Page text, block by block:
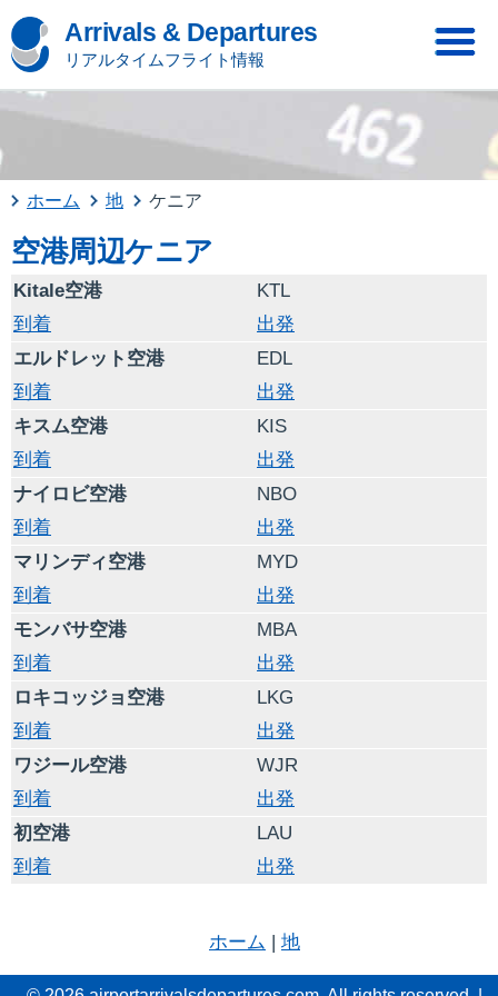
Arrivals & Departures
リアルタイムフライト情報
ホーム 地 ケニア
空港周辺ケニア
Kitale空港
KTL
到着
出発
エルドレット空港
EDL
到着
出発
キスム空港
KIS
到着
出発
ナイロビ空港
NBO
到着
出発
マリンディ空港
MYD
到着
出発
モンバサ空港
MBA
到着
出発
ロキコッジョ空港
LKG
到着
出発
ワジール空港
WJR
到着
出発
初空港
LAU
到着
出発
ホーム | 地